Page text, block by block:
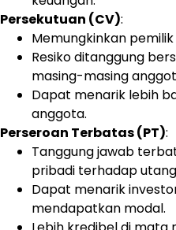
Persekutuan (CV):
Memungkinkan
Resiko ditanggung
masing-masing
Dapat menarik lebih
anggota.
Perseroan Terbatas (PT):
Tanggung jawab
pribadi terhadap
Dapat menarik
mendapatkan modal.